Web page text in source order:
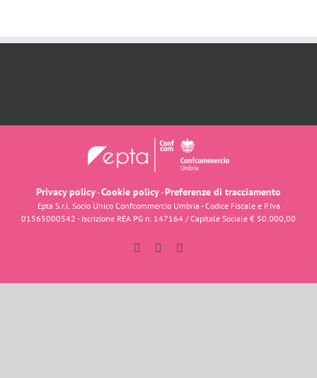
Privacy policy-Cookie policy-Preferenze di tracciamento
Epta S.r.l. Socio Unico Confcommercio Umbria - Codice Fiscale e P.Iva
01565000542 - Iscrizione REA PG n. 147164 / Capitale Sociale € 50.000,00
FacebookInstagram